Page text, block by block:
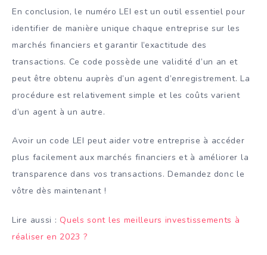
En conclusion, le numéro LEI est un outil essentiel pour
identifier de manière unique chaque entreprise sur les
marchés financiers et garantir l’exactitude des
transactions. Ce code possède une validité d’un an et
peut être obtenu auprès d’un agent d’enregistrement. La
procédure est relativement simple et les coûts varient
d’un agent à un autre.
Avoir un code LEI peut aider votre entreprise à accéder
plus facilement aux marchés financiers et à améliorer la
transparence dans vos transactions. Demandez donc le
vôtre dès maintenant !
Lire aussi : Quels sont les meilleurs investissements à
réaliser en 2023 ?